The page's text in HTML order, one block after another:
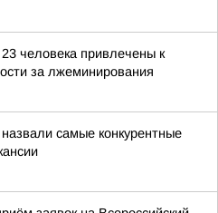
человека привлечены к
за лжеминирования
самые конкурентные